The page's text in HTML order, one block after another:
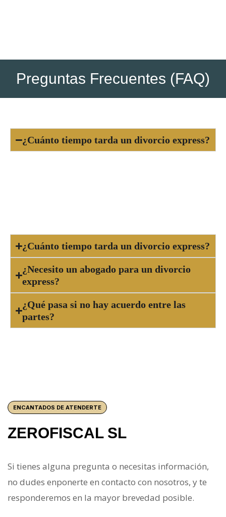
Preguntas Frecuentes (FAQ)
¿Cuánto tiempo tarda un divorcio express?
¿Cuánto tiempo tarda un divorcio express?
¿Necesito un abogado para un divorcio
express?
¿Qué pasa si no hay acuerdo entre las
partes?
ENCANTADOS DE ATENDERTE
ZEROFISCAL SL
Si tienes alguna pregunta o necesitas información,
no dudes enponerte en contacto con nosotros, y te
responderemos en la mayor brevedad posible.